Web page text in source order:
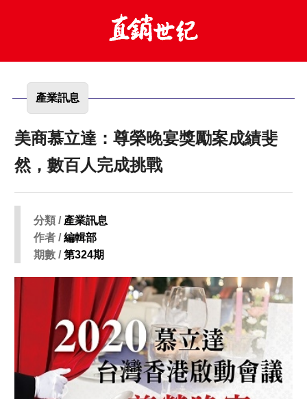
產業訊息
美商慕立達：尊榮晚宴獎勵案成績斐
然，數百人完成挑戰
分類 / 產業訊息
作者 /編輯部
期數 /第324期